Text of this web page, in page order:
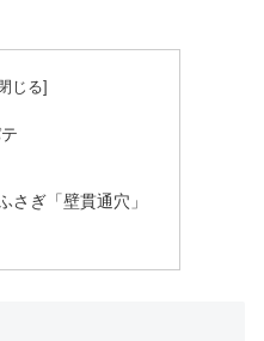
さぎ「壁貫通穴」